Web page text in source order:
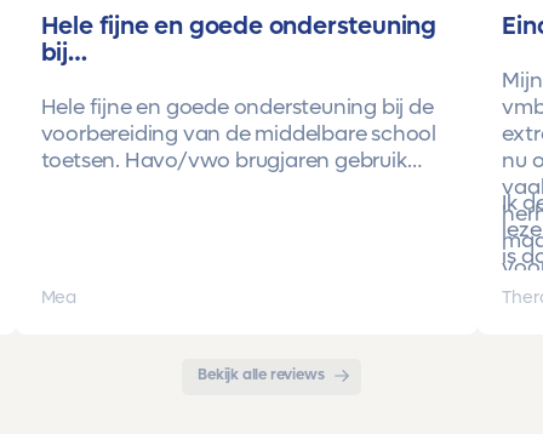
Hele fijne en goede ondersteuning
bij…
Hele fijne en goede ondersteuning bij de
voorbereiding van de middelbare school
toetsen. Havo/vwo brugjaren gebruik
opgebouwd. Goede snelle communicatie
Mea
nu
Ik
is
Bekijk alle reviews